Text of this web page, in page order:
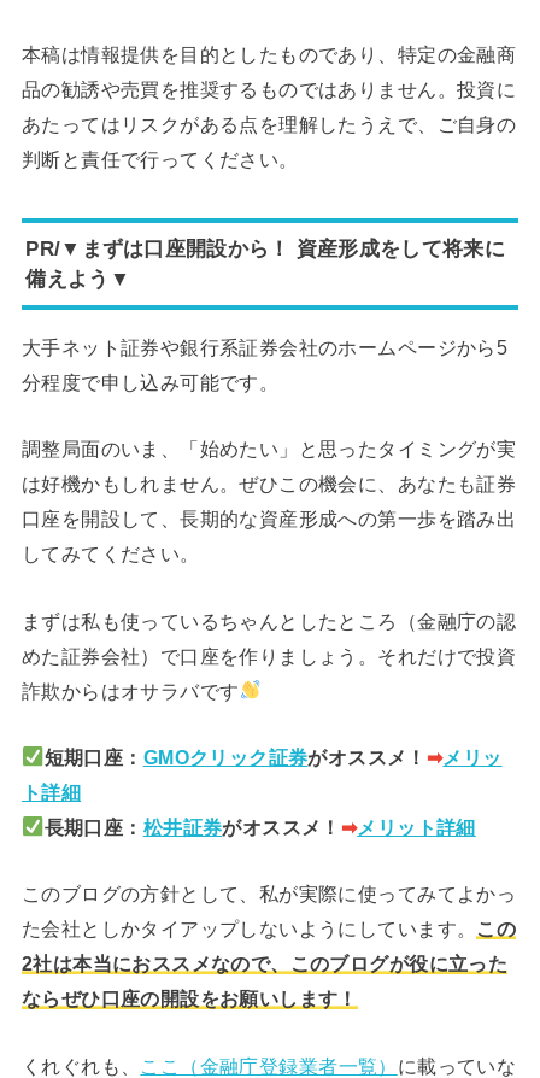
本稿は情報提供を目的としたものであり、特定の金融商
品の勧誘や売買を推奨するものではありません。投資に
あたってはリスクがある点を理解したうえで、ご自身の
判断と責任で行ってください。
PR/▼まずは口座開設から！ 資産形成をして将来に
備えよう▼
大手ネット証券や銀行系証券会社のホームページから5
分程度で申し込み可能です。
調整局面のいま、「始めたい」と思ったタイミングが実
は好機かもしれません。ぜひこの機会に、あなたも証券
口座を開設して、長期的な資産形成への第一歩を踏み出
してみてください。
まずは私も使っているちゃんとしたところ（金融庁の認
めた証券会社）で口座を作りましょう。それだけで投資
詐欺からはオサラバです
短期口座： GMOクリック証券がオススメ！ ➡︎メリッ
ト詳細
長期口座： 松井証券がオススメ！ ➡︎メリット詳細
このブログの方針として、私が実際に使ってみてよかっ
た会社としかタイアップしないようにしています。 この
2社は本当におススメなので、このブログが役に立った
ならぜひ口座の開設をお願いします！
くれぐれも、 ここ（金融庁登録業者一覧） に載っていな